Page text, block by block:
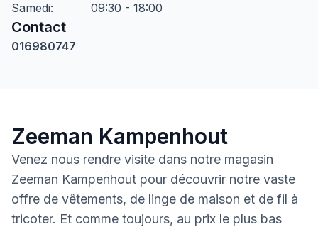
Samedi: 09:30 - 18:00
Contact
016980747
Zeeman Kampenhout
Venez nous rendre visite dans notre magasin
Zeeman Kampenhout pour découvrir notre vaste
offre de vêtements, de linge de maison et de fil à
tricoter. Et comme toujours, au prix le plus bas